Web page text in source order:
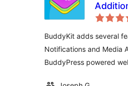
for
BuddyKit adds several
Notifications and Media
BuddyPress powered